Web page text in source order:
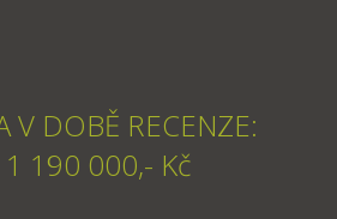
V DOBĚ RECENZE:
1 190 000,- Kč